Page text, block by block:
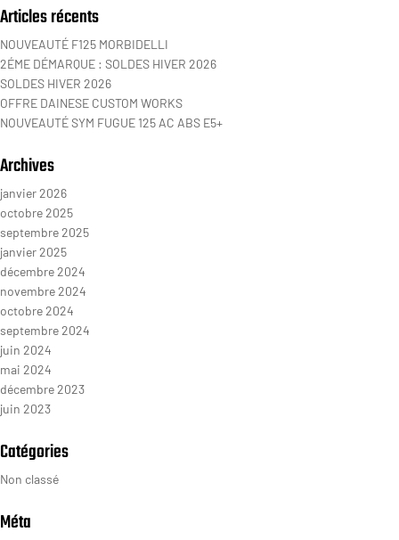
Articles récents
NOUVEAUTÉ F125 MORBIDELLI
2ÉME DÉMARQUE : SOLDES HIVER 2026
SOLDES HIVER 2026
OFFRE DAINESE CUSTOM WORKS
NOUVEAUTÉ SYM FUGUE 125 AC ABS E5+
Archives
janvier 2026
octobre 2025
septembre 2025
janvier 2025
décembre 2024
novembre 2024
octobre 2024
septembre 2024
juin 2024
mai 2024
décembre 2023
juin 2023
Catégories
Non classé
Méta